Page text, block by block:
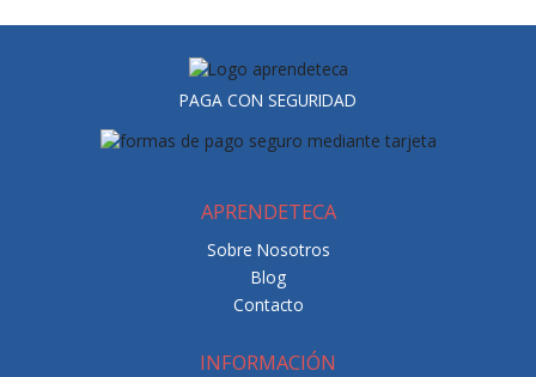
PAGA CON SEGURIDAD
APRENDETECA
Sobre Nosotros
Blog
Contacto
INFORMACIÓN